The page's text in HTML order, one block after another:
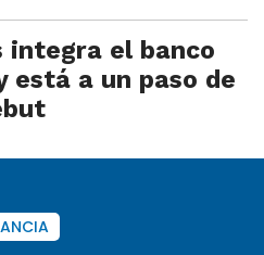
integra el banco
está a un paso de